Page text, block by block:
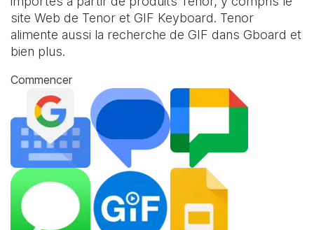
site Web de Tenor et GIF Keyboard. Tenor
alimente aussi la recherche de GIF dans Gboard et
bien plus.
Commencer